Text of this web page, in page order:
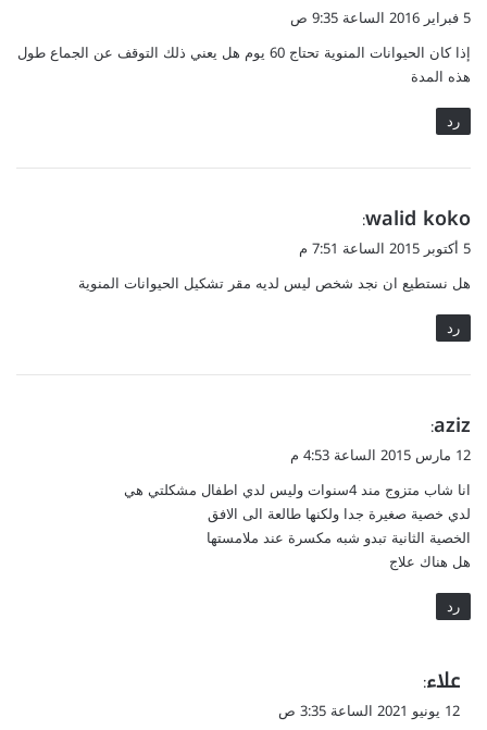
ق
ل
5 فبراير 2016 الساعة 9:35 ص
إذا كان الحيوانات المنوية تحتاج 60 يوم هل يعني ذلك التوقف عن الجماع طول
هذه المدة
رد
ي
ق
ل
walid koko
:
5 أكتوبر 2015 الساعة 7:51 م
هل نستطيع ان نجد شخص ليس لديه مقر تشكيل الحيوانات المنوية
رد
ي
ق
ل
aziz
:
12 مارس 2015 الساعة 4:53 م
انا شاب متزوج مند 4سنوات وليس لدي اطفال مشكلتي هي
لدي خصية صغيرة جدا ولكنها طالعة الى الافق
الخصية الثانية تبدو شبه مكسرة عند ملامستها
هل هناك علاج
رد
ي
ق
علاء:
12 يونيو 2021 الساعة 3:35 ص